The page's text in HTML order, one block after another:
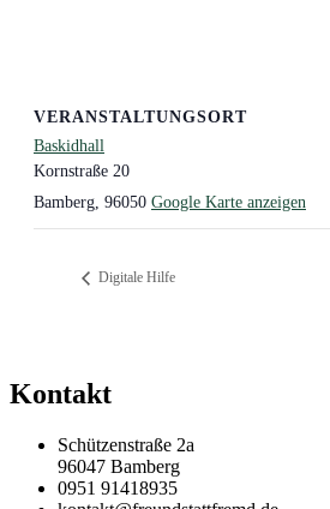
VERANSTALTUNGSORT
Baskidhall
Kornstraße 20
Bamberg 96050 Google Karte anzeigen
Digitale Hilfe
Kontakt
Schützenstraße 2a
96047 Bamberg
0951 91418935